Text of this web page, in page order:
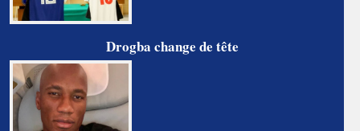
Drogba change de tête